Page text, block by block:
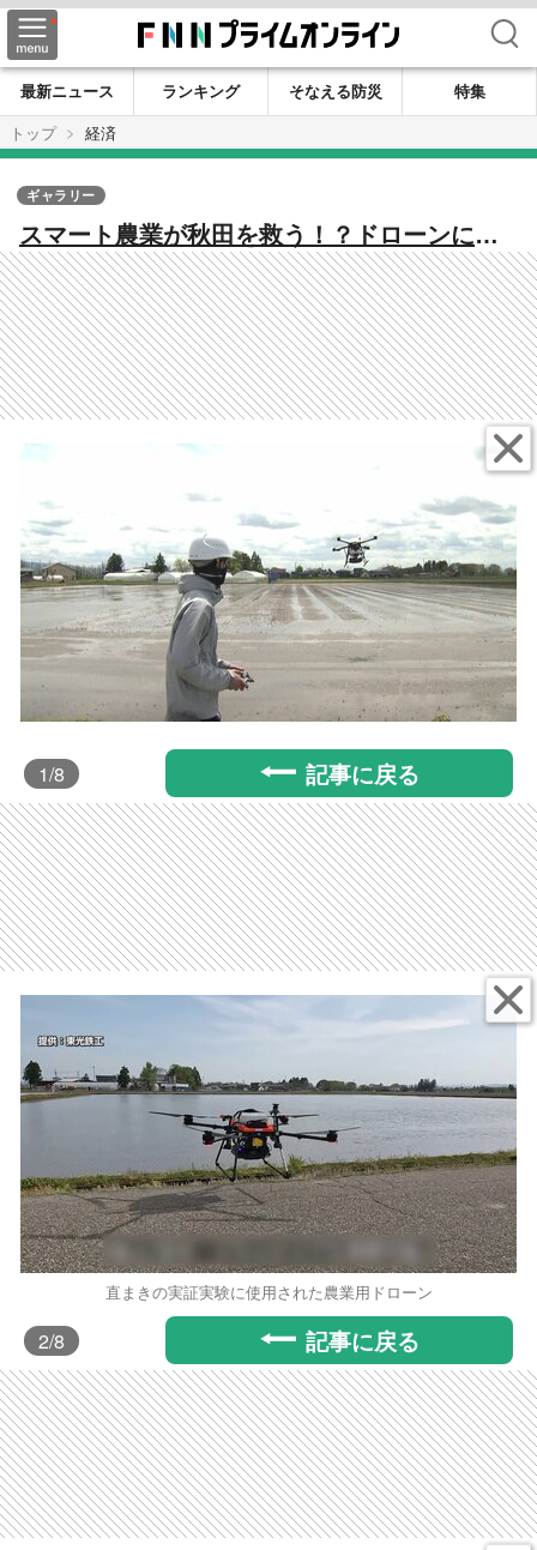
検索
最新ニュース ランキング そなえる防災
特集
トップ
経済
スマート農業が秋田を救う！？ドローンによ
る直まき5年実験で見えた省力化・コスト削減
の成果と未来 条件不利地にも広がる可能性
ギャラリー
1/8 記事に戻る
直まきの実証実験に使用された農業用ドローン
2/8 記事に戻る